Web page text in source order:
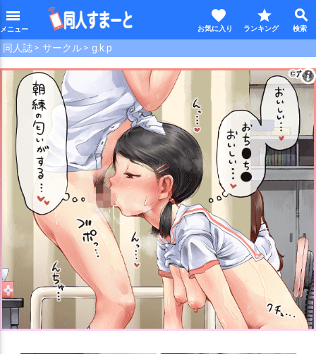
menu search
star
favorite
同人誌 サークル g.k.p